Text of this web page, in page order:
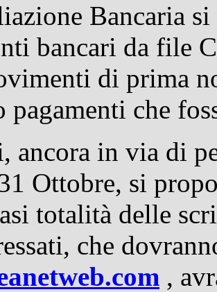
Bancaria
bancari da file
di prima
pagamenti che
ancora in via di
Ottobre, si
totalità delle
che
,